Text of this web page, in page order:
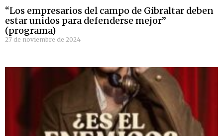
“Los empresarios del campo de Gibraltar deben
estar unidos para defenderse mejor”
(programa)
27 de noviembre de 2024